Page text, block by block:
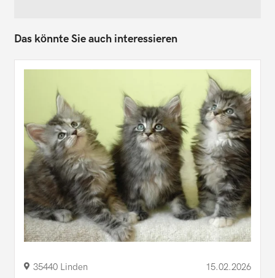
Das könnte Sie auch interessieren
35440 Linden 15.02.2026